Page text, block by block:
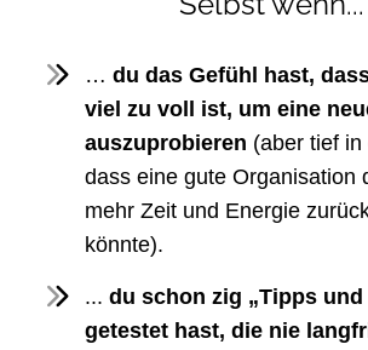
… du das Gefühl hast,
viel zu voll ist, um eine
auszuprobieren (aber tief
dass eine gute Organisation
mehr Zeit und Energie
könnte).
... du schon zig „Tipps und
getestet hast, die nie